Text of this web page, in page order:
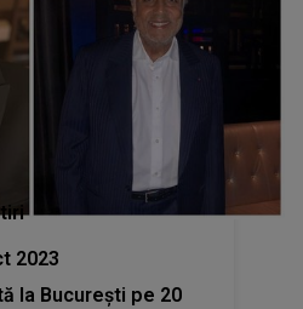
2023
la București pe 20